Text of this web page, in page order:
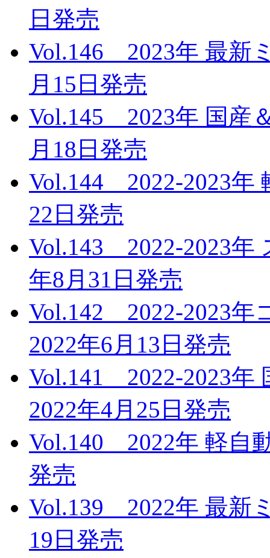
日発売
Vol.146 2023年 最新
月15日発売
Vol.145 2023年 国産
月18日発売
Vol.144 2022-2023年
22日発売
Vol.143 2022-2023
年8月31日発売
Vol.142 2022-2023
2022年6月13日発売
Vol.141 2022-2023
2022年4月25日発売
Vol.140 2022年 軽自
発売
Vol.139 2022年 最新
19日発売